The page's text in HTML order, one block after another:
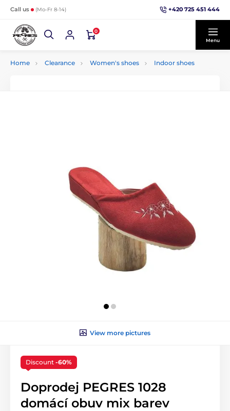
Call us (Mo-Fr 8-14) +420 725 451 444
0
Menu
Home Clearance Women's shoes Indoor shoes
View more pictures
Discount -60%
Doprodej PEGRES 1028
domácí obuv mix barev